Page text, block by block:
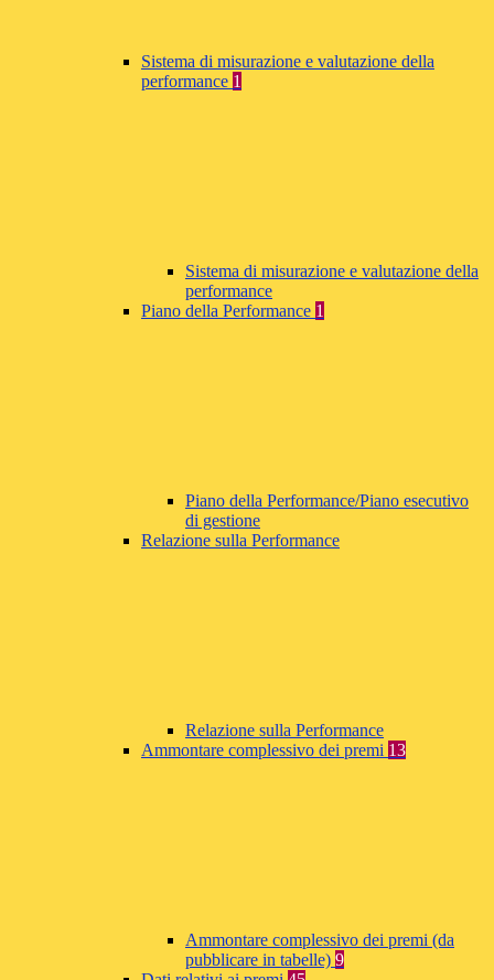
Sistema di misurazione e valutazione della
performance 1
Sistema di misurazione e valutazione della
performance
Piano della Performance 1
Piano della Performance/Piano esecutivo
di gestione
Relazione sulla Performance
Relazione sulla Performance
Ammontare complessivo dei premi 13
Ammontare complessivo dei premi (da
pubblicare in tabelle) 9